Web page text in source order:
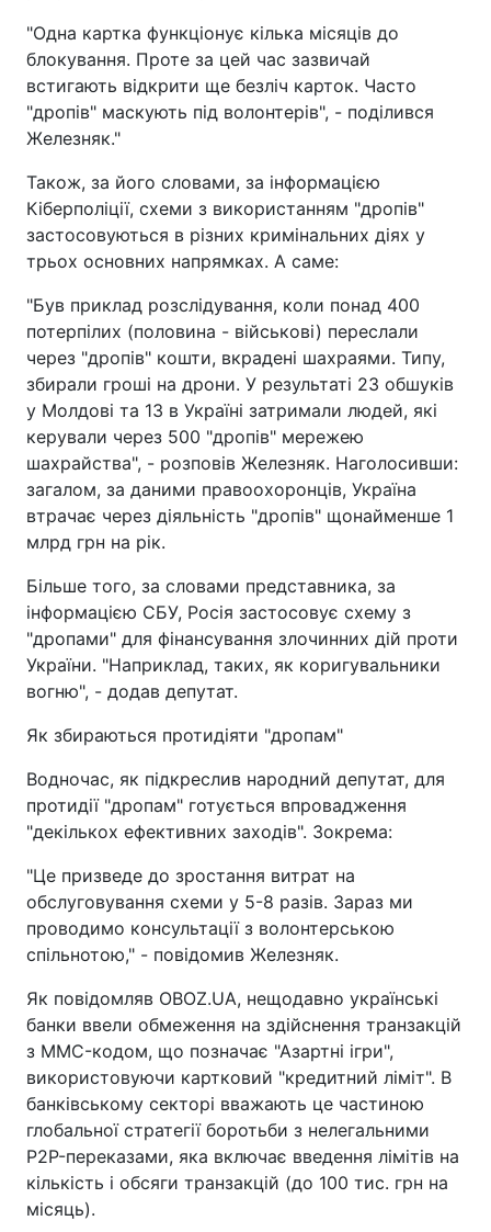
"Одна картка функціонує кілька місяців до
блокування. Проте за цей час зазвичай
встигають відкрити ще безліч карток. Часто
"дропів" маскують під волонтерів", - поділився
Железняк."
Також, за його словами, за інформацією
Кіберполіції, схеми з використанням "дропів"
застосовуються в різних кримінальних діях у
трьох основних напрямках. А саме:
"Був приклад розслідування, коли понад 400
потерпілих (половина - військові) переслали
через "дропів" кошти, вкрадені шахраями. Типу,
збирали гроші на дрони. У результаті 23 обшуків
у Молдові та 13 в Україні затримали людей, які
керували через 500 "дропів" мережею
шахрайства", - розповів Железняк. Наголосивши:
загалом, за даними правоохоронців, Україна
втрачає через діяльність "дропів" щонайменше 1
млрд грн на рік.
Більше того, за словами представника, за
інформацією СБУ, Росія застосовує схему з
"дропами" для фінансування злочинних дій проти
України. "Наприклад, таких, як коригувальники
вогню", - додав депутат.
Як збираються протидіяти "дропам"
Водночас, як підкреслив народний депутат, для
протидії "дропам" готується впровадження
"декількох ефективних заходів". Зокрема:
"Це призведе до зростання витрат на
обслуговування схеми у 5-8 разів. Зараз ми
проводимо консультації з волонтерською
спільнотою," - повідомив Железняк.
Як повідомляв OBOZ.UA, нещодавно українські
банки ввели обмеження на здійснення транзакцій
з MMC-кодом, що позначає "Азартні ігри",
використовуючи картковий "кредитний ліміт". В
банківському секторі вважають це частиною
глобальної стратегії боротьби з нелегальними
P2P-переказами, яка включає введення лімітів на
кількість і обсяги транзакцій (до 100 тис. грн на
місяць).